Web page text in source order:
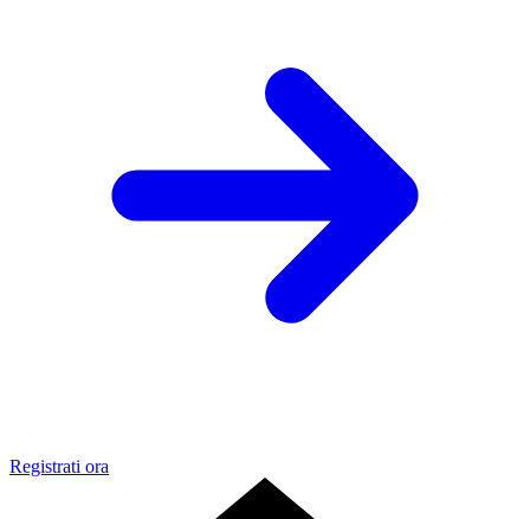
Registrati ora